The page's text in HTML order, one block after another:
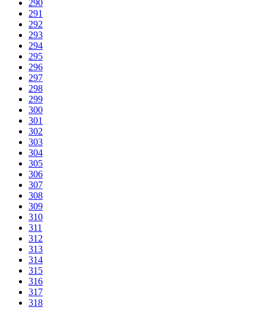
290
291
292
293
294
295
296
297
298
299
300
301
302
303
304
305
306
307
308
309
310
311
312
313
314
315
316
317
318